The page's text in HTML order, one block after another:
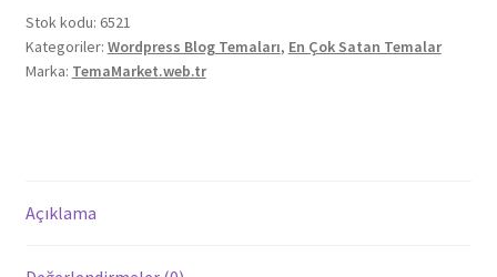
Stok kodu: 6521
Kategoriler: Wordpress Blog Temaları, En Çok Satan Temalar
Marka: TemaMarket.web.tr
Açıklama